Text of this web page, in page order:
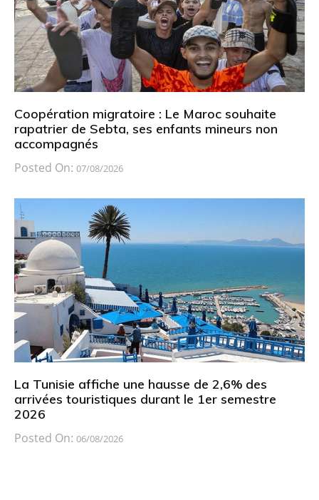
Coopération migratoire : Le Maroc souhaite
rapatrier de Sebta, ses enfants mineurs non
accompagnés
Posted On: 07/08/2026
La Tunisie affiche une hausse de 2,6% des
arrivées touristiques durant le 1er semestre
2026
Posted On: 06/08/2026